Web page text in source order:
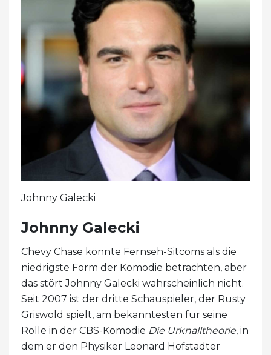
Johnny Galecki
Johnny Galecki
Chevy Chase könnte Fernseh-Sitcoms als die
niedrigste Form der Komödie betrachten, aber
das stört Johnny Galecki wahrscheinlich nicht.
Seit 2007 ist der dritte Schauspieler, der Rusty
Griswold spielt, am bekanntesten für seine
Rolle in der CBS-Komödie Die Urknalltheorie, in
dem er den Physiker Leonard Hofstadter